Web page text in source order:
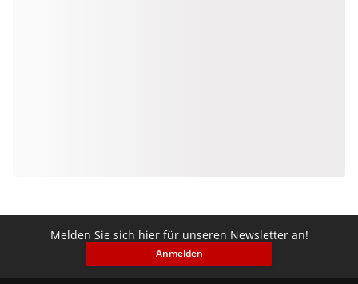
Melden Sie sich hier für unseren Newsletter an!
Anmelden